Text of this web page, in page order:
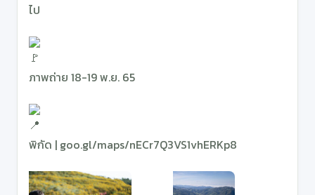
ไป
ภาพถ่าย 18-19 พ.ย. 65
พิกัด | goo.gl/maps/nECr7Q3VS1vhERKp8